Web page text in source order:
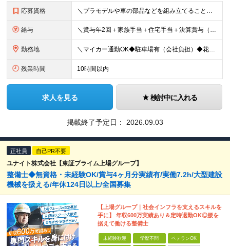
応募資格 ＼プラモデルや車の部品などを組み立てることが好きな人歓迎／ ■未経験・第二新卒歓迎 ■学歴不問 ■普通自動車運転免許（AT可）
給与 ＼賞与年2回＋家族手当＋住宅手当＋決算賞与（業績による）／ ＜給与＞ 月給26万円～＋残業代＋賞与年2回＋家族手当＋住宅手当＋決算賞与（業績による） ※年齢・経験・スキルを考慮の上、決定します ※試
勤務地 ＼マイカー通勤OK◆駐車場有（会社負担）◆花田小学校前（バス）より徒歩2分／ 【勤務先】 埼玉県越谷市花田4-15-13 (変更の範囲)上記を除く当社関連勤務地
残業時間 10時間以内
求人を見る 検討中に入れる
掲載終了予定日： 2026.09.03
正社員 自己PR不要
ユナイト株式会社【東証プライム上場グループ】
整備士◆無資格・未経験OK/賞与4ヶ月分実績有/実働7.2h/大型建設
機械を扱える/年休124日以上/全国募集
【上場グループ｜社会インフラを支えるスキルを
手に】 年収600万実績あり＆定時退勤OK◎腰を
据えて働ける整備士
未経験歓迎 学歴不問 ベテランOK